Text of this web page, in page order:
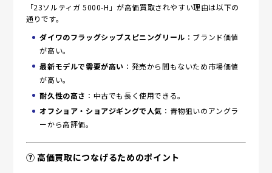
「23ソルティガ 5000-H」が高価買取されやすい理由は以下の
通りです。
ダイワのフラッグシップスピニングリール ：ブランド価値
が高い。
最新モデルで需要が高い ：発売から間もないため市場価値
が高い。
耐久性の高さ ：中古でも長く使用できる。
オフショア・ショアジギングで人気 ：青物狙いのアングラ
ーから高評価。
⑦ 高価買取につなげるためのポイント